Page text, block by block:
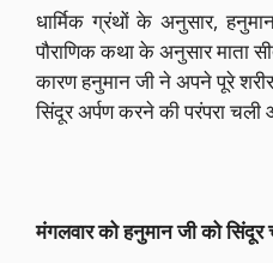
धार्मिक ग्रंथों के अनुसार,
पौराणिक कथा के अनुसार माता
कारण हनुमान जी ने अपने पूरे
सिंदूर अर्पण करने की परंपरा चली
मंगलवार को हनुमान जी को